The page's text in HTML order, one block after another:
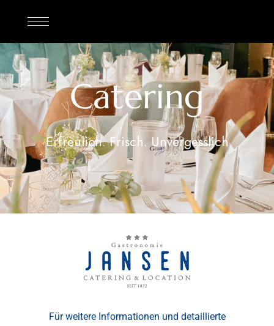
Catering
Erfreulich. Frisch. Unvergesslich
Für weitere Informationen und detaillierte